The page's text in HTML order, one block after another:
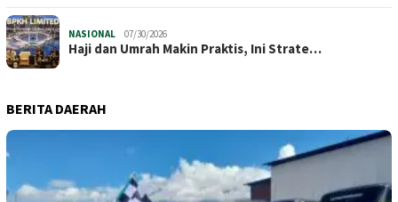
NASIONAL 07/30/2026
Haji dan Umrah Makin Praktis, Ini Strate…
BERITA DAERAH